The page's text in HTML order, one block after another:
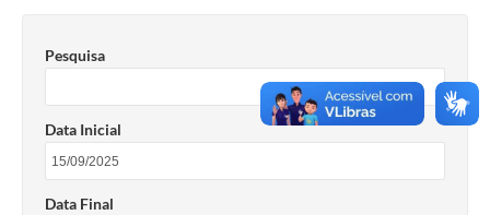
Pesquisa
Data Inicial
Data Final